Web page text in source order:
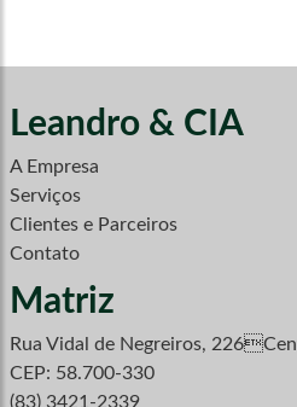
Leandro & CIA
A Empresa
Serviços
Clientes e Parceiros
Contato
Matriz
Rua Vidal de Negreiros,
CEP: 58.700-330
(83) 3421-2339